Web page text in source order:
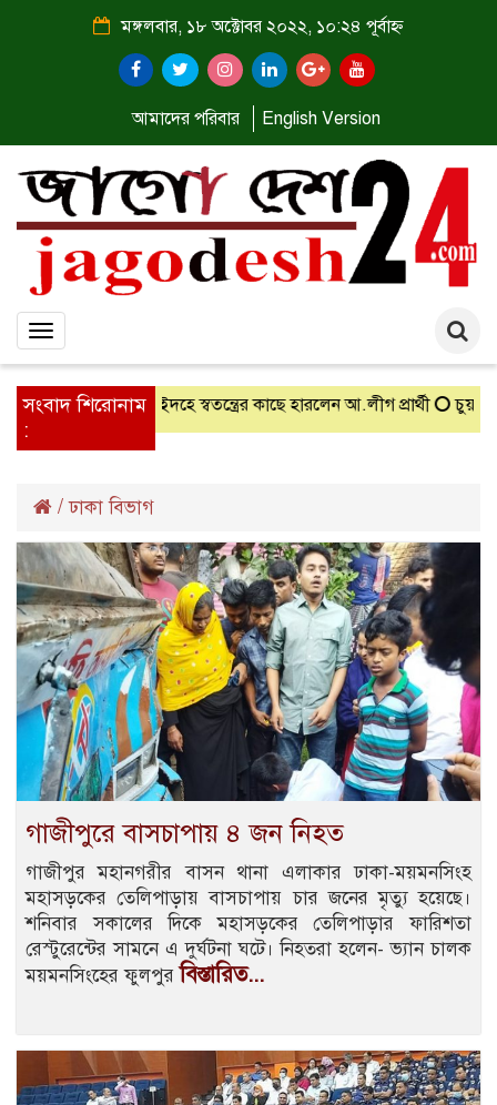
মঙ্গলবার, ১৮ অক্টোবর ২০২২, ১০:২৪ পূর্বাহ্ন
আমাদের পরিবার English Version
Toggle
navigation
সংবাদ শিরোনাম
:
সালাম ঝিনাইদহে স্বতন্ত্রের কাছে হারলেন আ.লীগ প্রার্থী চুয়াডাঙ্গা
/ঢাকা বিভাগ
গাজীপুরে বাসচাপায় ৪ জন নিহত
গাজীপুর মহানগরীর বাসন থানা এলাকার ঢাকা-ময়মনসিংহ
মহাসড়কের তেলিপাড়ায় বাসচাপায় চার জনের মৃত্যু হয়েছে।
শনিবার সকালের দিকে মহাসড়কের তেলিপাড়ার ফারিশতা
রেস্টুরেন্টের সামনে এ দুর্ঘটনা ঘটে। নিহতরা হলেন- ভ্যান চালক
ময়মনসিংহের ফুলপুরবিস্তারিত...